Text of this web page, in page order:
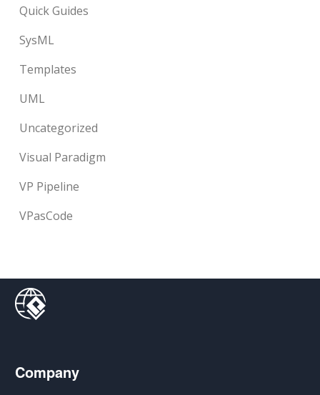
Quick Guides
SysML
Templates
UML
Uncategorized
Visual Paradigm
VP Pipeline
VPasCode
Company